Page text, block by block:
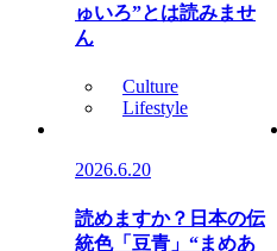
ゅいろ”とは読みませ
ん
Culture
Lifestyle
2026.6.20
読めますか？日本の伝
統色「豆青」“まめあ